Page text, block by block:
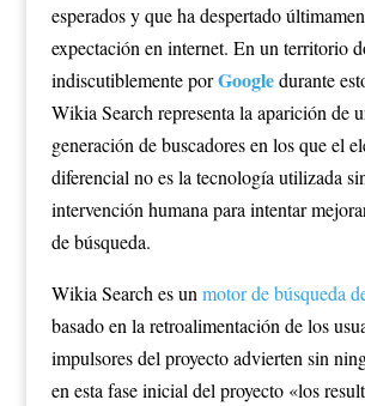
esperados y que ha despertado
expectación en internet. En un territorio
indiscutiblemente porGoogledurante
Wikia Search representa la aparición de
generación de buscadores en los que el
diferencial no es la tecnología utilizada
intervención humana para intentar
de búsqueda.
Wikia Search es un motor de búsqueda
basado en la retroalimentación de los
impulsores del proyecto advierten sin
en esta fase inicial del proyecto «los